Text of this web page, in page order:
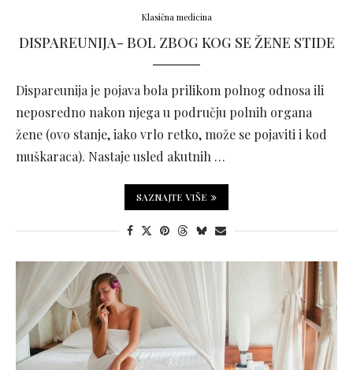
Klasična medicina
DISPAREUNIJA- BOL ZBOG KOG SE ŽENE STIDE
Dispareunija je pojava bola prilikom polnog odnosa ili
neposredno nakon njega u području polnih organa
žene (ovo stanje, iako vrlo retko, može se pojaviti i kod
muškaraca). Nastaje usled akutnih …
SAZNAJTE VIŠE